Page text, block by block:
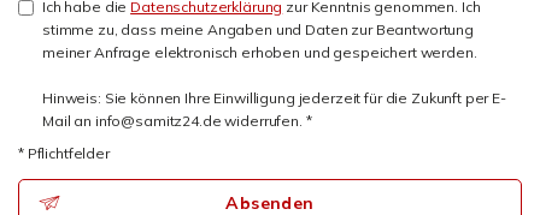
Ich habe die Datenschutzerklärung zur Kenntnis genommen. Ich
stimme zu, dass meine Angaben und Daten zur Beantwortung
meiner Anfrage elektronisch erhoben und gespeichert werden.
Hinweis: Sie können Ihre Einwilligung jederzeit für die Zukunft per E-
Mail an info@samitz24.de widerrufen. *
* Pflichtfelder
Absenden